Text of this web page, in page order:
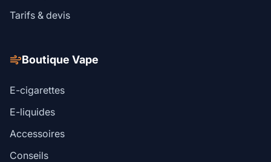
Tarifs & devis
Boutique Vape
E-cigarettes
E-liquides
Accessoires
Conseils